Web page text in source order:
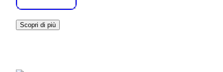
Scopri di più